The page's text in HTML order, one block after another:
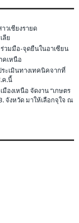
วเชียงรายด
ลีย
วมมือ-จุดยืนในอาเซียน
คเหนือ
ะเมินทางเทคนิคจากที่
ค.นี้
องเหนือ จัดงาน “เกษตร
จังหวัด มาให้เลือกจุใจ ณ